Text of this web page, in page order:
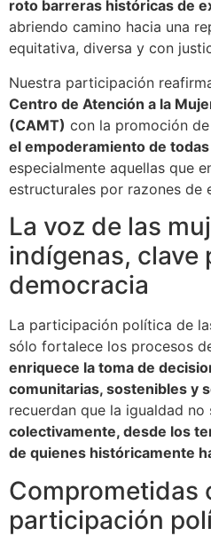
roto barreras históricas de
abriendo camino hacia una
equitativa, diversa y con
Nuestra participación
Centro de Atención a la
(CAMT) con la promoción
el empoderamiento de
especialmente aquellas que
estructurales por razones de
La voz de las
indígenas, clave
democracia
La participación política de
sólo fortalece los procesos
enriquece la toma de
comunitarias, sostenibles y
recuerdan que la igualdad no
colectivamente, desde los
de quienes históricamente
Comprometidas
participación